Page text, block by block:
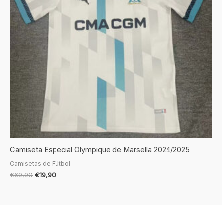
Camiseta Especial Olympique de Marsella 2024/2025
Camisetas de Fútbol
€69,90 €19,90